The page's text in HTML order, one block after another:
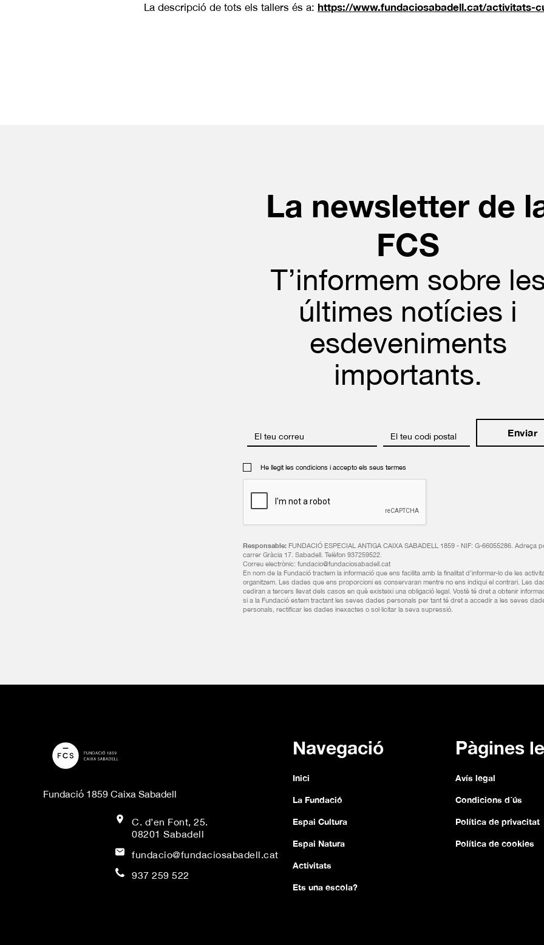
La descripció de tots els tallers és a: https://www.fundaciosabadell.cat/activitats-
La newsletter de
FCS
T’informem sobre
últimes notícies i
esdeveniments
importants.
El teu correu El teu codi postal
He llegit les condicions i accepto els seus termes
Responsable: FUNDACIÓ ESPECIAL ANTIGA CAIXA SABADELL 1859 - NIF: G-66055286. Adreça
carrer Gràcia 17. Sabadell. Telèfon 937259522.
Correu electrònic: fundacio@fundaciosabadell.cat
En nom de la Fundació tractem la informació que ens facilita amb la finalitat d’informar-lo de les
organitzem. Les dades que ens proporcioni es conservaran mentre no ens indiqui el contrari. Les
cediran a tercers llevat dels casos en què existeixi una obligació legal. Vostè té dret a obtenir
si a la Fundació estem tractant les seves dades personals per tant té dret a accedir a les seves
personals, rectificar les dades inexactes o sol·licitar la seva supressió.
Fundació 1859 Caixa Sabadell
C. d’en Font, 25.
08201 Sabadell
fundacio@fundaciosabadell.cat
937 259 522
Navegació
Inici
La Fundació
Espai Cultura
Espai Natura
Activitats
Ets una escola?
Pàgines
Avís legal
Condicions d´ús
Política de privacitat
Política de cookies